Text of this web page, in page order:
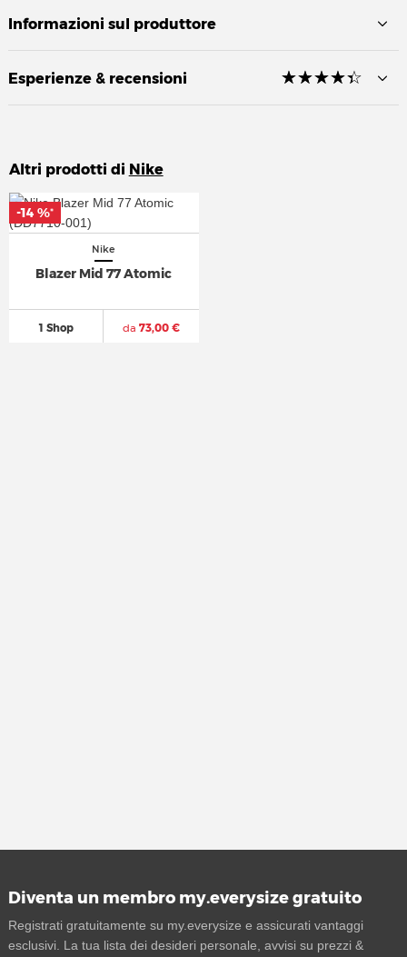
Informazioni sul produttore
Esperienze & recensioni ☆☆☆☆☆
★★★★★
Altri prodotti di Nike
Nike
Blazer Mid 77 Atomic
1 Shop da 73,00 €
-14 %*
-14 %*
Diventa un membro my.everysize gratuito
Registrati gratuitamente su my.everysize e assicurati vantaggi
esclusivi. La tua lista dei desideri personale, avvisi su prezzi &